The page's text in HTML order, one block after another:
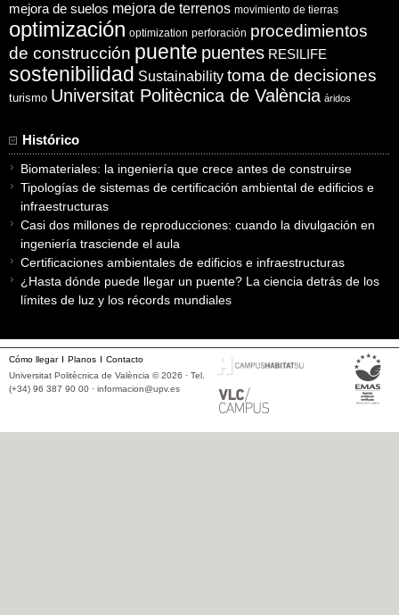
mejora de suelos mejora de terrenos movimiento de tierras
optimización optimization perforación procedimientos
de construcción puente puentes RESILIFE
sostenibilidad Sustainability toma de decisiones
turismo Universitat Politècnica de València áridos
Histórico
Biomateriales: la ingeniería que crece antes de construirse
Tipologías de sistemas de certificación ambiental de edificios e
infraestructuras
Casi dos millones de reproducciones: cuando la divulgación en
ingeniería trasciende el aula
Certificaciones ambientales de edificios e infraestructuras
¿Hasta dónde puede llegar un puente? La ciencia detrás de los
límites de luz y los récords mundiales
Cómo llegar Planos
Contacto
Universitat Politècnica de València © 2026 · Tel.
(+34) 96 387 90 00 · informacion@upv.es